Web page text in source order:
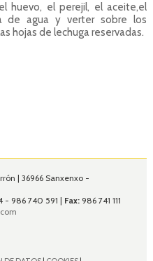
huevo, el perejil, el aceite,el
de agua y verter sobre los
hojas de lechuga reservadas.
| 36966 Sanxenxo -
- 986 740 591 | Fax:986 741 111